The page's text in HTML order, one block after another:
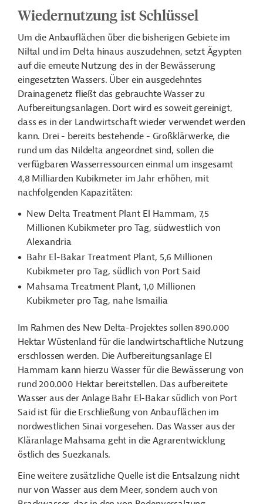
Wiedernutzung ist Schlüssel
Um die Anbauflächen über die bisherigen Gebiete im
Niltal und im Delta hinaus auszudehnen, setzt Ägypten
auf die erneute Nutzung des in der Bewässerung
eingesetzten Wassers. Über ein ausgedehntes
Drainagenetz fließt das gebrauchte Wasser zu
Aufbereitungsanlagen. Dort wird es soweit gereinigt,
dass es in der Landwirtschaft wieder verwendet werden
kann. Drei - bereits bestehende - Großklärwerke, die
rund um das Nildelta angeordnet sind, sollen die
verfügbaren Wasserressourcen einmal um insgesamt
4,8 Milliarden Kubikmeter im Jahr erhöhen, mit
nachfolgenden Kapazitäten:
New Delta Treatment Plant El Hammam, 7,5
Millionen Kubikmeter pro Tag, südwestlich von
Alexandria
Bahr El-Bakar Treatment Plant, 5,6 Millionen
Kubikmeter pro Tag, südlich von Port Said
Mahsama Treatment Plant, 1,0 Millionen
Kubikmeter pro Tag, nahe Ismailia
Im Rahmen des New Delta-Projektes sollen 890.000
Hektar Wüstenland für die landwirtschaftliche Nutzung
erschlossen werden. Die Aufbereitungsanlage El
Hammam kann hierzu Wasser für die Bewässerung von
rund 200.000 Hektar bereitstellen. Das aufbereitete
Wasser aus der Anlage Bahr El-Bakar südlich von Port
Said ist für die Erschließung von Anbauflächen im
nordwestlichen Sinai vorgesehen. Das Wasser aus der
Kläranlage Mahsama geht in die Agrarentwicklung
östlich des Suezkanals.
Eine weitere zusätzliche Quelle ist die Entsalzung nicht
nur von Wasser aus dem Meer, sondern auch von